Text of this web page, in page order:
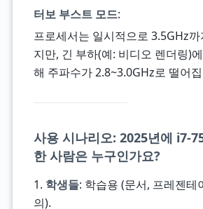
터보 부스트 모드:
프로세서는 일시적으로 3.5GHz
지만, 긴 부하(예: 비디오 렌더링)
해 주파수가 2.8~3.0GHz로 떨어
사용 시나리오: 2025년에 i7-
한 사람은 누구인가요?
1. 학생들: 학습용 (문서, 프레젠테
의).